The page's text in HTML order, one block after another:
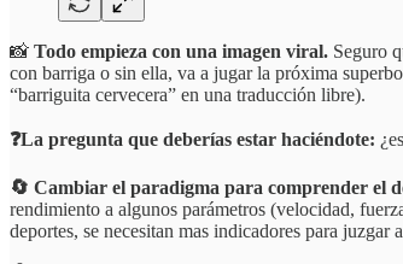
📸 Todo empieza con una imagen viral. Seguro
con barriga o sin ella, va a jugar la próxima
“barriguita cervecera” en una traducción libre).
❓La pregunta que deberías estar haciéndote:
🔄 Cambiar el paradigma para comprender el
rendimiento a algunos parámetros (velocidad,
deportes, se necesitan mas indicadores para